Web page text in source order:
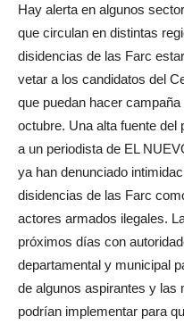
Hay alerta en algunos
que circulan en distintas
disidencias de las Farc
vetar a los candidatos del
que puedan hacer
octubre. Una alta fuente del
a un periodista de EL
ya han denunciado
disidencias de las Farc
actores armados ilegales.
próximos días con
departamental y municipal
de algunos aspirantes y las
podrían implementar para